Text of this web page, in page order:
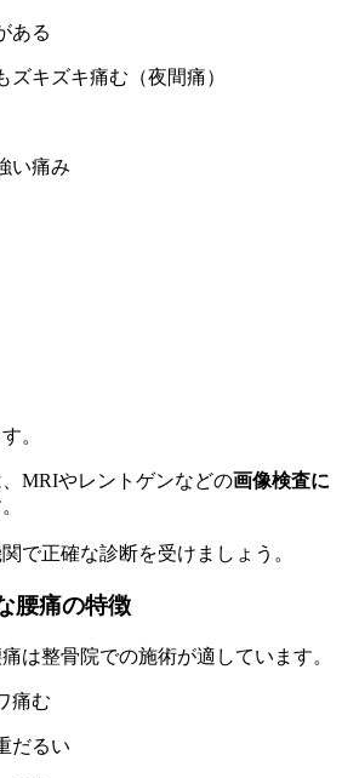
ある
ズキズキ痛む（夜間痛）
い痛み
。
MRIやレントゲンなどの画像検査に
で正確な診断を受けましょう。
腰痛の特徴
は整骨院での施術が適しています。
痛む
だるい